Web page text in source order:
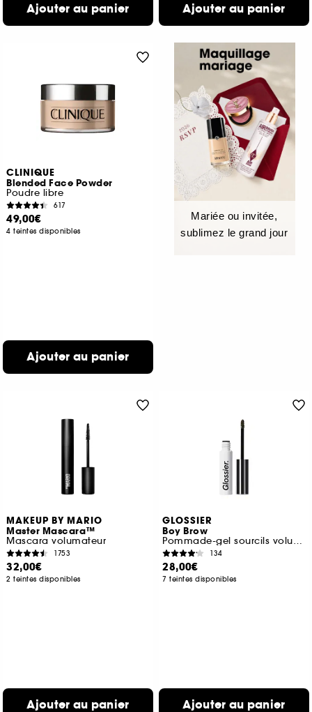
Ajouter au panier Ajouter au panier
CLINIQUE
Blended Face Powder
Poudre libre
617
49,00€
4 teintes disponibles
Ajouter au panier
Mariée ou invitée,
sublimez le grand jour
MAKEUP BY MARIO
Master Mascara™
Mascara volumateur
1753
32,00€
2 teintes disponibles
Ajouter au panier
GLOSSIER
Boy Brow
Pommade-gel sourcils volumateur
134
28,00€
7 teintes disponibles
Ajouter au panier